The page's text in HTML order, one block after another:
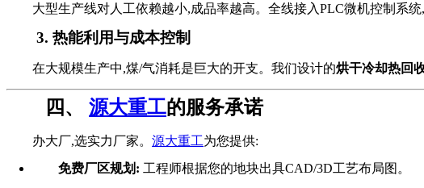
大型生产线对人工依赖越小,成品率越高。全线接入PLC微机控制系
3. 热能利用与成本控制
在大规模生产中,煤/气消耗是巨大的开支。我们设计的烘干冷却热回
四、 源大重工的服务承诺
办大厂,选实力厂家。 源大重工为您提供:
免费厂区规划: 工程师根据您的地块出具CAD/3D工艺布局图。